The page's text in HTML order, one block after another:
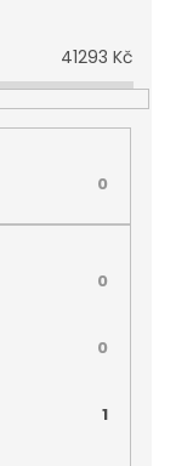
41293 Kč
0
0
0
1